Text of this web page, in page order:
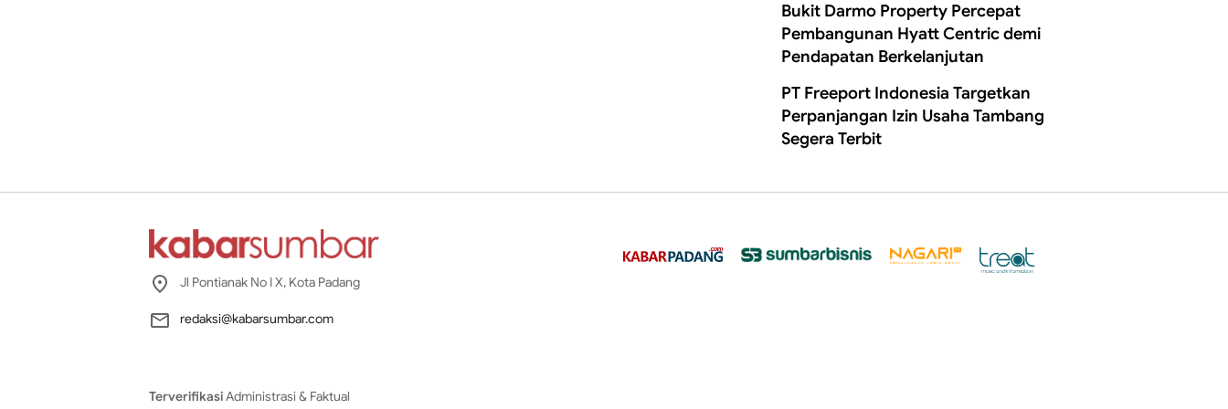
Bukit Darmo Property Percepat
Pembangunan Hyatt Centric demi
Pendapatan Berkelanjutan
PT Freeport Indonesia Targetkan
Perpanjangan Izin Usaha Tambang
Segera Terbit
Jl Pontianak No I X, Kota Padang
redaksi@kabarsumbar.com
TerverifikasiAdministrasi & Faktual